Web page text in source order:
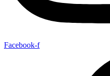
Facebook-f